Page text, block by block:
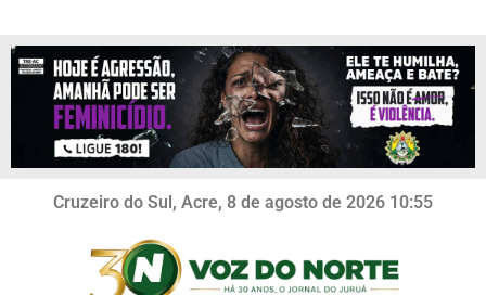
Cruzeiro do Sul, Acre, 8 de agosto de 2026 10:55